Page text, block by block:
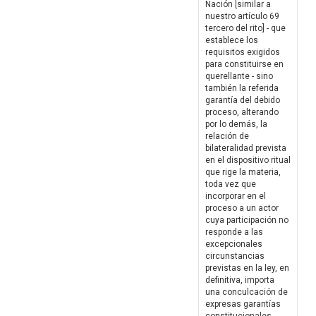
Nación [similar a
nuestro artículo 69
tercero del rito] - que
establece los
requisitos exigidos
para constituirse en
querellante - sino
también la referida
garantía del debido
proceso, alterando
por lo demás, la
relación de
bilateralidad prevista
en el dispositivo ritual
que rige la materia,
toda vez que
incorporar en el
proceso a un actor
cuya participación no
responde a las
excepcionales
circunstancias
previstas en la ley, en
definitiva, importa
una conculcación de
expresas garantías